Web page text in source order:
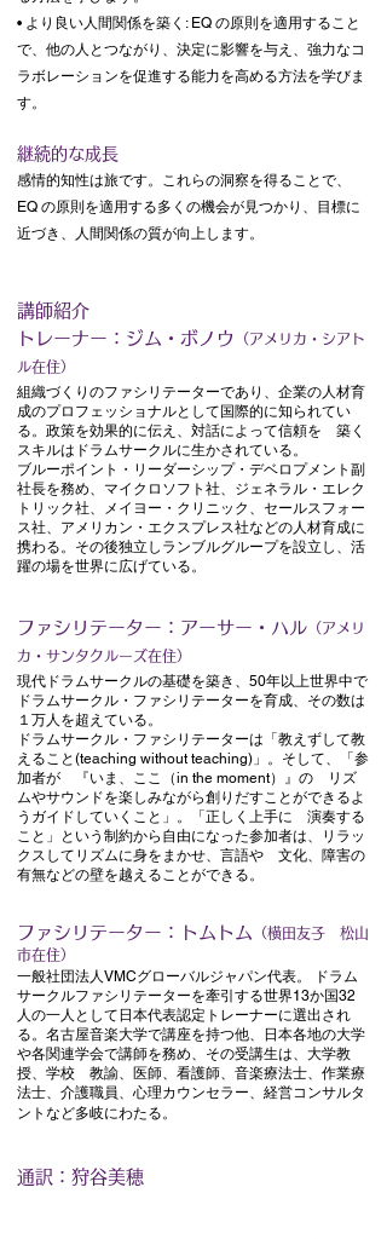
• より良い人間関係を築く: EQ の原則を適用すること
で、他の人とつながり、決定に影響を与え、強力なコ
ラボレーションを促進する能力を高める方法を学びま
す。
継続的な成長
感情的知性は旅です。これらの洞察を得ることで、
EQ の原則を適用する多くの機会が見つかり、目標に
近づき、人間関係の質が向上します。
講師紹介
トレーナー：ジム・ボノウ
（アメリカ・シアト
ル在住）
組織づくりのファシリテーターであり、企業の人材育
成のプロフェッショナルとして国際的に知られてい
る。政策を効果的に伝え、対話によって信頼を 築く
スキルはドラムサークルに生かされている。
ブルーポイント・リーダーシップ・デベロプメント副
社長を務め、マイクロソフト社、ジェネラル・エレク
トリック社、メイヨー・クリニック、セールスフォー
ス社、アメリカン・エクスプレス社などの人材育成に
携わる。その後独立しランブルグループを設立し、活
躍の場を世界に広げている。
ファシリテーター：アーサー・ハル （アメリ
カ・サンタクルーズ在住）
現代ドラムサークルの基礎を築き、50年以上世界中で
ドラムサークル・ファシリテーターを育成、その数は
１万人を超えている。
ドラムサークル・ファシリテーターは「教えずして教
えること(teaching without teaching)」。そして、「参
加者が 『いま、ここ（in the moment）』の リズ
ムやサウンドを楽しみながら創りだすことができるよ
うガイドしていくこと」。「正しく上手に 演奏する
こと」という制約から自由になった参加者は、リラッ
クスしてリズムに身をまかせ、言語や 文化、障害の
有無などの壁を越えることができる。
ファシリテーター：トムトム （横田友子 松山
市在住）
一般社団法人VMCグローバルジャパン代表。 ドラム
サークルファシリテーターを牽引する世界13か国32
人の一人として日本代表認定トレーナーに選出され
る。名古屋音楽大学で講座を持つ他、日本各地の大学
や各関連学会で講師を務め、その受講生は、大学教
授、学校 教諭、医師、看護師、音楽療法士、作業療
法士、介護職員、心理カウンセラー、経営コンサルタ
ントなど多岐にわたる。
通訳：狩谷美穂